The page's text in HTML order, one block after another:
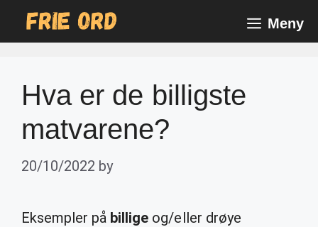
Meny
Hva er de billigste
matvarene?
20/10/2022 by
Eksempler på billige og/eller drøye